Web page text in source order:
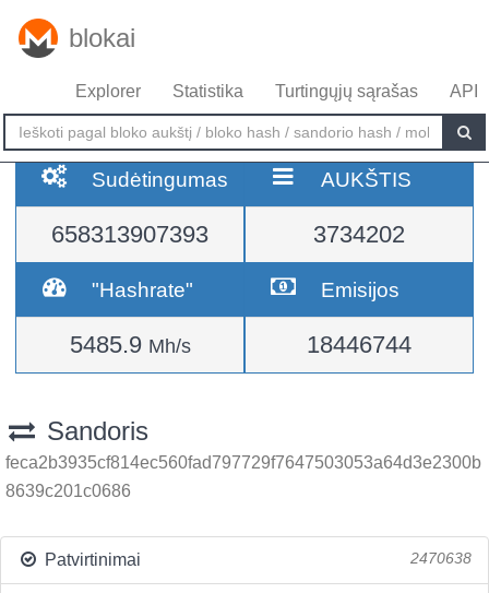
blokai
Explorer Statistika Turtingųjų sąrašas API
Sudėtingumas
658313907393
AUKŠTIS
3734202
"Hashrate"
5485.9 Mh/s
Emisijos
18446744
Sandoris
feca2b3935cf814ec560fad797729f7647503053a64d3e2300b
8639c201c0686
Patvirtinimai 2470638